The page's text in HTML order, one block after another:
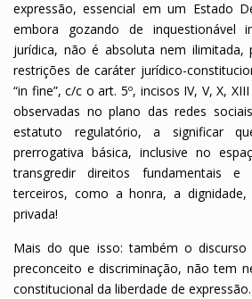
expressão, essencial em um Estado
embora gozando de inquestionável
jurídica, não é absoluta nem ilimitada,
restrições de caráter jurídico-
“in fine”, c/c o art. 5º, incisos IV, V, X,
observadas no plano das redes
estatuto regulatório, a significar
prerrogativa básica, inclusive no
transgredir direitos fundamentais e
terceiros, como a honra, a
privada!
Mais do que isso: também o
preconceito e discriminação, não tem
constitucional da liberdade de expressão.